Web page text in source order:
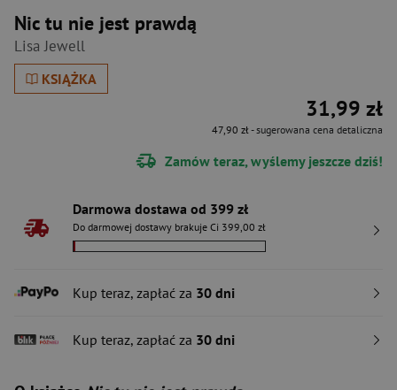
Nic tu nie jest prawdą
Lisa Jewell
KSIĄŻKA
31,99 zł
47,90 zł- sugerowana cena detaliczna
Zamów teraz, wyślemy jeszcze dziś!
Darmowa dostawa od 399 zł
Do darmowej dostawy brakuje Ci 399,00 zł
Kup teraz, zapłać za 30 dni
Kup teraz, zapłać za 30 dni